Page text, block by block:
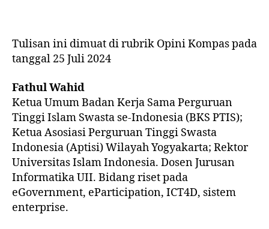
Tulisan ini dimuat di rubrik Opini Kompas pada
tanggal 25 Juli 2024
Fathul Wahid
Ketua Umum Badan Kerja Sama Perguruan
Tinggi Islam Swasta se-Indonesia (BKS PTIS);
Ketua Asosiasi Perguruan Tinggi Swasta
Indonesia (Aptisi) Wilayah Yogyakarta; Rektor
Universitas Islam Indonesia. Dosen Jurusan
Informatika UII. Bidang riset pada
eGovernment, eParticipation, ICT4D, sistem
enterprise.